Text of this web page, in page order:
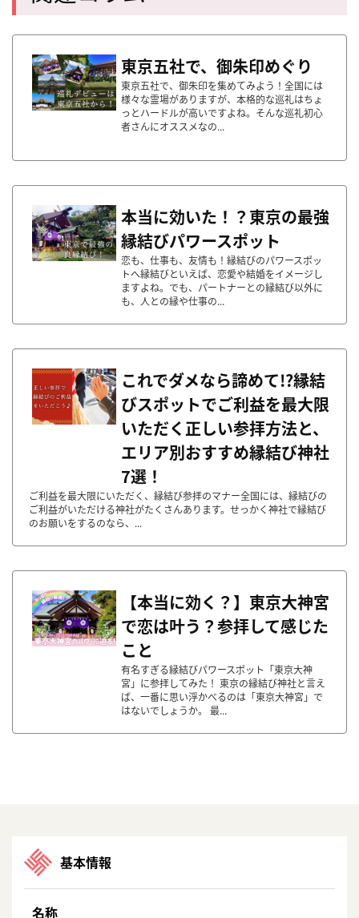
東京五社で、御朱印めぐり
東京五社で、御朱印を集めてみよう！全国には
様々な霊場がありますが、本格的な巡礼はちょ
っとハードルが⾼いですよね。そんな巡礼初⼼
者さんにオススメなの...
本当に効いた！？東京の最強
縁結びパワースポット
恋も、仕事も、友情も！縁結びのパワースポッ
トへ縁結びといえば、恋愛や結婚をイメージし
ますよね。でも、パートナーとの縁結び以外に
も、人との縁や仕事の...
これでダメなら諦めて!?縁結
びスポットでご利益を最大限
いただく正しい参拝方法と、
エリア別おすすめ縁結び神社
7選！
ご利益を最大限にいただく、縁結び参拝のマナー全国には、縁結びの
ご利益がいただける神社がたくさんあります。せっかく神社で縁結び
のお願いをするのなら、...
【本当に効く？】東京大神宮
で恋は叶う？参拝して感じた
こと
有名すぎる縁結びパワースポット「東京大神
宮」に参拝してみた！ 東京の縁結び神社と言え
ば、一番に思い浮かべるのは「東京大神宮」で
はないでしょうか。 最...
基本情報
名称